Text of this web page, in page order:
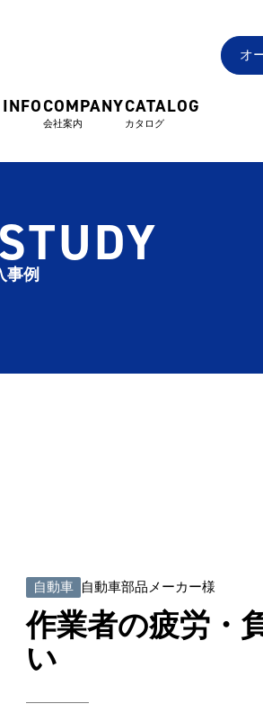
オ
COMPANY
会社案内
CATALOG
カタログ
事例
自動車 自動車部品メーカー様
作業者の疲労・
い